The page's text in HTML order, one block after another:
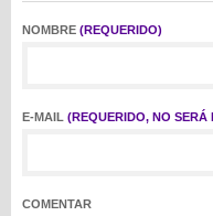
NOMBRE (REQUERIDO)
E-MAIL (REQUERIDO, NO SERÁ
COMENTAR